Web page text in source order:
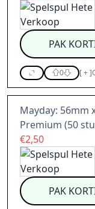
PAK
0 [+]
Mayday: 56mm
Premium (50
€2,50
PAK